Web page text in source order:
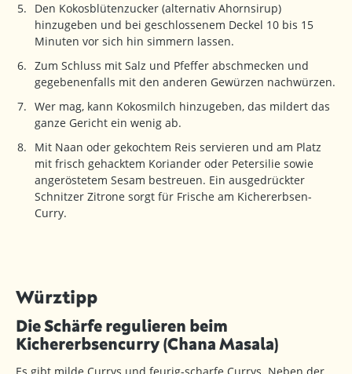
Den Kokosblütenzucker (alternativ Ahornsirup)
hinzugeben und bei geschlossenem Deckel 10 bis 15
Minuten vor sich hin simmern lassen.
Zum Schluss mit Salz und Pfeffer abschmecken und
gegebenenfalls mit den anderen Gewürzen nachwürzen.
Wer mag, kann Kokosmilch hinzugeben, das mildert das
ganze Gericht ein wenig ab.
Mit Naan oder gekochtem Reis servieren und am Platz
mit frisch gehacktem Koriander oder Petersilie sowie
angeröstetem Sesam bestreuen. Ein ausgedrückter
Schnitzer Zitrone sorgt für Frische am Kichererbsen-
Curry.
Würztipp
Die Schärfe regulieren beim
Kichererbsencurry (Chana Masala)